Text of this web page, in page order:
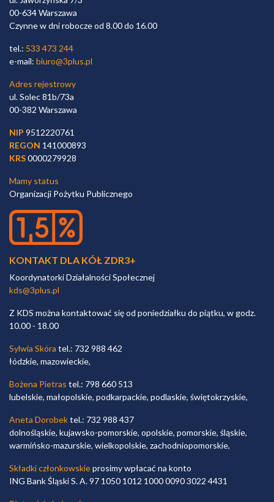
00-634 Warszawa
Czynne w dni robocze od 8.00 do 16.00
tel.: 533 473 244
e-mail: biuro@3plus.pl
Adres rejestrowy
ul. Solec 81b/73a
00-382 Warszawa
NIP 9512220761
REGON 141000893
KRS0000279928
Mamy status
Organizacji Pożytku Publicznego
KONTAKT DLA KÓŁ ZDR3+
Koordynatorki Działalności Społecznej
kds@3plus.pl
Z KDS można kontaktować się od poniedziałku do piątku, w godz.
10.00 - 18.00
Sylwia Skóra tel.: 732 988 462
łódzkie, mazowieckie,
Bożena Pietras tel.: 798 660 513
lubelskie, małopolskie, podkarpackie, podlaskie, świętokrzyskie,
Aneta Dorobektel.: 732 988 437
dolnośląskie, kujawsko-pomorskie, opolskie, pomorskie, śląskie,
warmińsko-mazurskie, wielkopolskie, zachodniopomorskie,
Składki członkowskieprosimy wpłacać na konto
ING Bank Śląski S. A. 97 1050 1012 1000 0090 3022 4431